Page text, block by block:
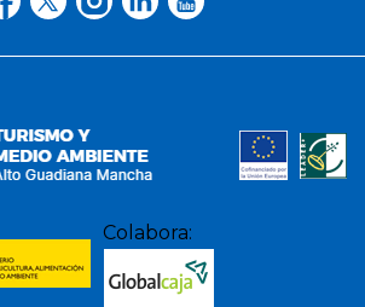
Colabora: